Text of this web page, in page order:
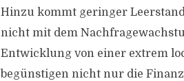
Hinzu kommt geringer
nicht mit dem
Entwicklung von einer extrem
begünstigen nicht nur die